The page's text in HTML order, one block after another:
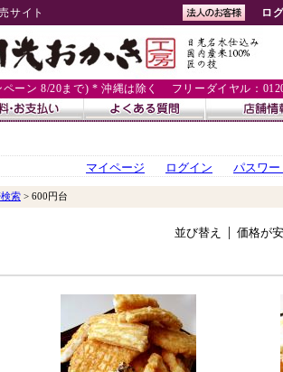
サイト ロ
ーン 8/20まで) * 沖縄は除く フリーダイヤル：
マイページ
ログイン パスワー
検索 > 600円台
並び替え 価格が